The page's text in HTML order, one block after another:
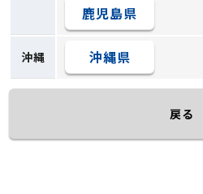
鹿児島県
沖縄 沖縄県
戻る